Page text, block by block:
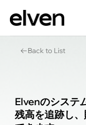
Back to List
Elvenのシステ
残高を追跡し